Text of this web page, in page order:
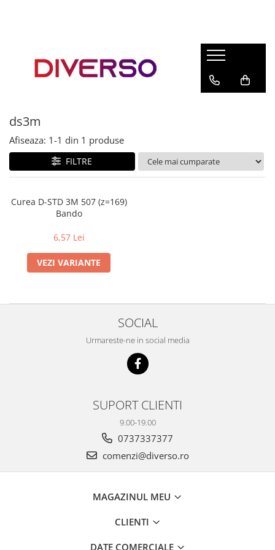
ASA
SILK
HIPS
PMMA
MULTIMATERIAL
ds3m
Afiseaza: 1-1 din 1 produse
FILTRE
Curea D-STD 3M 507 (z=169)
Bando
6,57 Lei
VEZI VARIANTE
SOCIAL
Urmareste-ne in social media
SUPORT CLIENTI
9.00-19.00
0737337377
comenzi@diverso.ro
MAGAZINUL MEU
CLIENTI
DATE COMERCIALE